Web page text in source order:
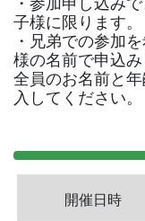
・参加申し込み
子様に限ります。
・兄弟での参加
様の名前で申込
全員のお名前と
入してください。
開催日時